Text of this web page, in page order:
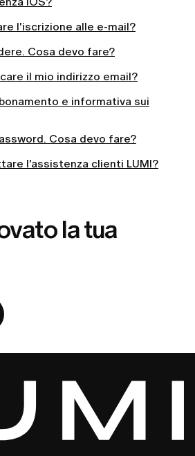
l'iscrizione alle e-mail?
Cosa devo fare?
il mio indirizzo email?
e informativa sui
Cosa devo fare?
l'assistenza clienti LUMI?
la tua